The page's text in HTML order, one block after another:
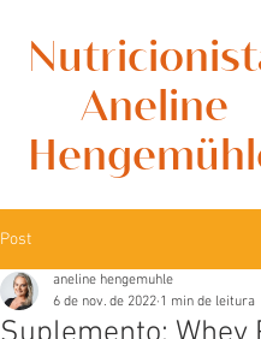
Aneline
Post
aneline hengemuhle
6 de nov. de 2022 1 min de leitura